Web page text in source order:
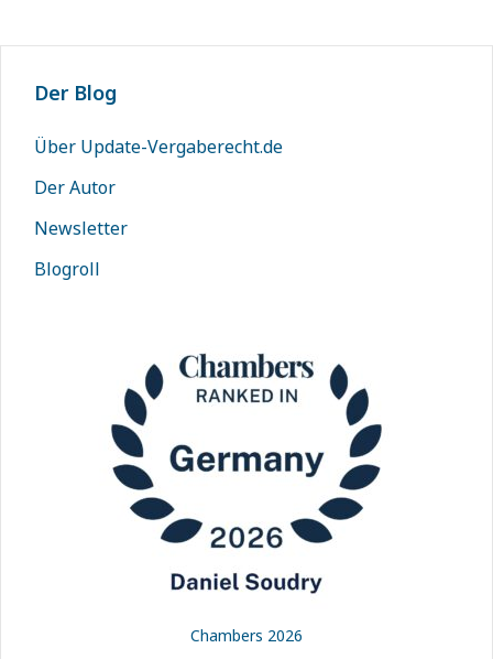
Der Blog
Über Update-Vergaberecht.de
Der Autor
Newsletter
Blogroll
Chambers 2026